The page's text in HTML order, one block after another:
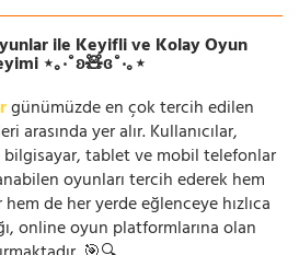
ile Keyifli ve Kolay Oyun
⋆｡‧˚ʚ🧸ɞ˚‧｡⋆
günümüzde en çok tercih edilen
arasında yer alır. Kullanıcılar,
tablet ve mobil telefonlar
oyunları tercih ederek hem
de her yerde eğlenceye hızlıca
online oyun platformlarına olan